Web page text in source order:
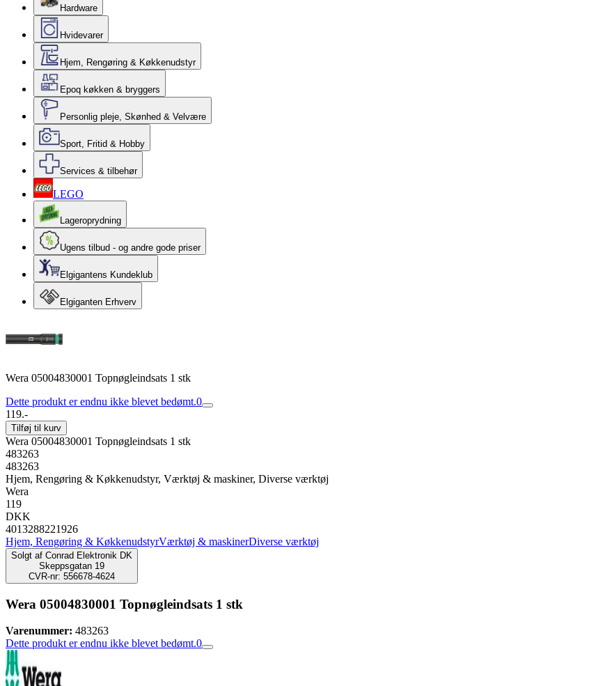
Hardware
Hvidevarer
Hjem, Rengøring & Køkkenudstyr
Epoq køkken & bryggers
Personlig pleje, Skønhed & Velvære
Sport, Fritid & Hobby
Services & tilbehør
LEGO
Lageroprydning
Ugens tilbud - og andre gode priser
Elgigantens Kundeklub
Elgiganten Erhverv
Wera 05004830001 Topnøgleindsats 1 stk
Dette produkt er endnu ikke blevet bedømt.0
119.-
Tilføj til kurv
Wera 05004830001 Topnøgleindsats 1 stk
483263
483263
Hjem, Rengøring & Køkkenudstyr, Værktøj & maskiner, Diverse værktøj
Wera
119
DKK
4013288221926
Hjem, Rengøring & KøkkenudstyrVærktøj & maskinerDiverse værktøj
Solgt af Conrad Elektronik DK
Skeppsgatan 19
CVR-nr: 556678-4624
Wera 05004830001 Topnøgleindsats 1 stk
Varenummer: 483263
Dette produkt er endnu ikke blevet bedømt.0